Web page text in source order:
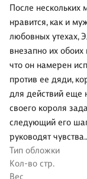
После нескольких
нравится, как и
любовных утехах,
внезапно их обоих
что он намерен
против ее дяди,
для действий еще
своего короля
следующий его
руководят
Тип обложки
Кол-во стр.
Вес